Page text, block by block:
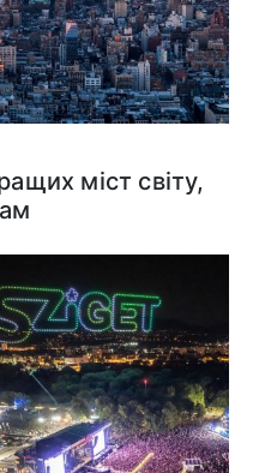
міст світу,